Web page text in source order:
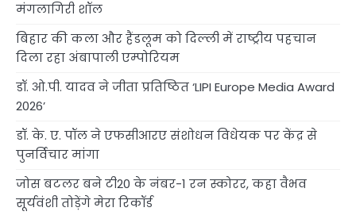
मंगलागिरी शॉल
बिहार की कला और हैंडलूम को दिल्ली में राष्ट्रीय पहचान
दिला रहा अंबापाली एम्पोरियम
डॉ. ओ.पी. यादव ने जीता प्रतिष्ठित ‘LIPI Europe Media Award
2026’
डॉ. के. ए. पॉल ने एफसीआरए संशोधन विधेयक पर केंद्र से
पुनर्विचार मांगा
जोस बटलर बने टी20 के नंबर-1 रन स्कोरर, कहा वैभव
सूर्यवंशी तोड़ेंगे मेरा रिकॉर्ड